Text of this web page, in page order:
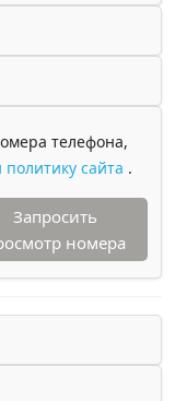
телефона,
сайта .
Запросить
номера